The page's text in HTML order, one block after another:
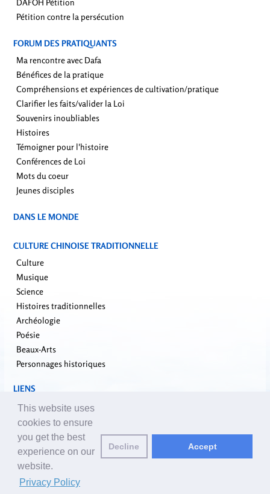
DAFOH Pétition
Pétition contre la persécution
FORUM DES PRATIQUANTS
Ma rencontre avec Dafa
Bénéfices de la pratique
Compréhensions et expériences de cultivation/pratique
Clarifier les faits/valider la Loi
Souvenirs inoubliables
Histoires
Témoigner pour l'histoire
Conférences de Loi
Mots du coeur
Jeunes disciples
DANS LE MONDE
CULTURE CHINOISE TRADITIONNELLE
Culture
Musique
Science
Histoires traditionnelles
Archéologie
Poésie
Beaux-Arts
Personnages historiques
LIENS
falundafa.org
faluninfo.net
minghui.org
pureinsight.org
Email des éditeurs:editor_fr@yuanming.net
This website uses
cookies to ensure
you get the best
experience on our
website.
Privacy Policy
Decline Accept